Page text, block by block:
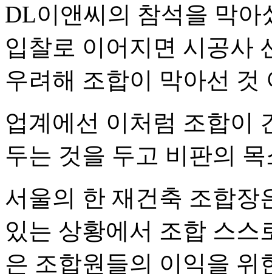
DL이앤씨의 참석을 막
입찰로 이어지면 시공사
우려해 조합이 막아선 것
업계에선 이처럼 조합이
두는 것을 두고 비판의
서울의 한 재건축 조합장
있는 상황에서 조합 스
은 조합원들의 이익을 위